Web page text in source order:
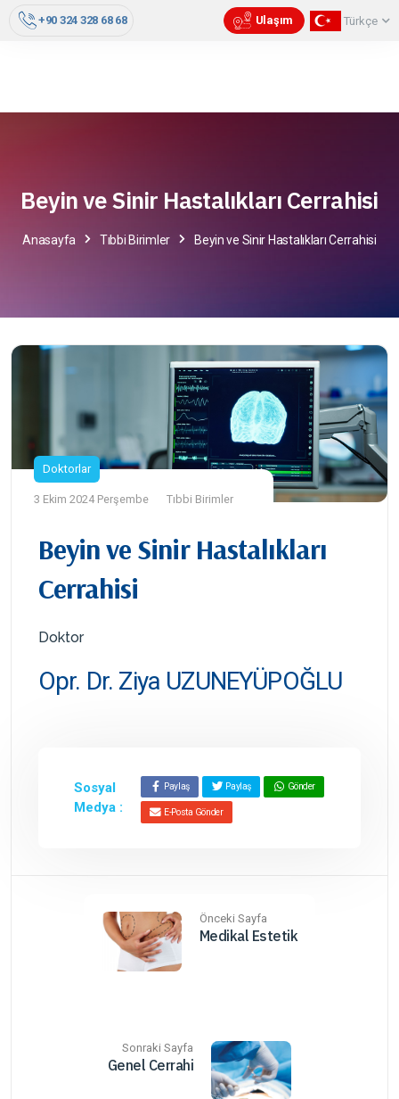
+90 324 328 68 68 Ulaşım Türkçe
Beyin ve Sinir Hastalıkları Cerrahisi
Anasayfa Tıbbi Birimler Beyin ve Sinir Hastalıkları Cerrahisi
Doktorlar
3 Ekim 2024 Perşembe Tıbbi Birimler
Beyin ve Sinir Hastalıkları
Cerrahisi
Doktor
Opr. Dr. Ziya UZUNEYÜPOĞLU
Sosyal
Medya :
Paylaş Paylaş Gönder
E-Posta Gönder
Önceki Sayfa
Medikal Estetik
Sonraki Sayfa
Genel Cerrahi